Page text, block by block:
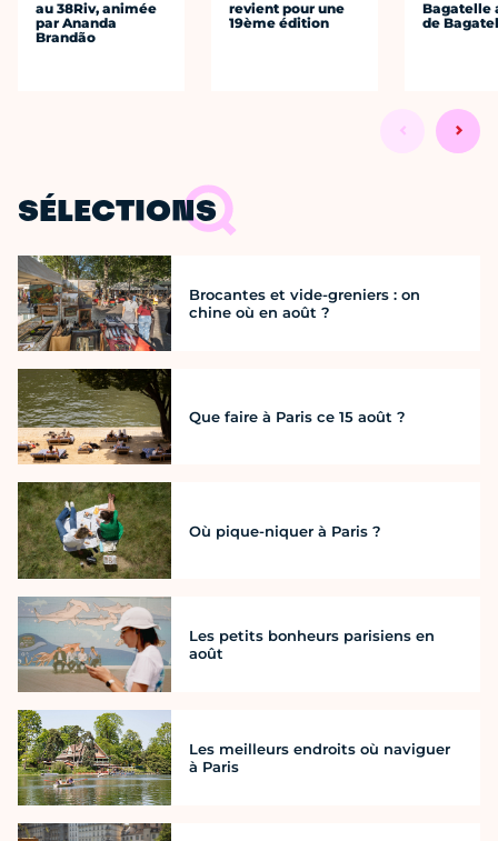
au 38Riv, animée
par Ananda
Brandão
revient pour une
19ème édition
Bagatelle
de
SÉLECTIONS
Brocantes et vide-greniers : on
chine où en août ?
Que faire à Paris ce 15 août ?
Où pique-niquer à Paris ?
Les petits bonheurs parisiens en
août
Les meilleurs endroits où naviguer
à Paris